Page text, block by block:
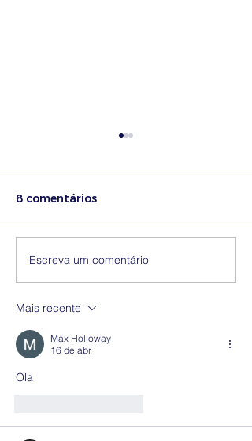
Medidas excecionais
de ação social no
Ucrânia
8 comentários
Escreva um comentário
Mais recente
Max Holloway
16 de abr.
Ola